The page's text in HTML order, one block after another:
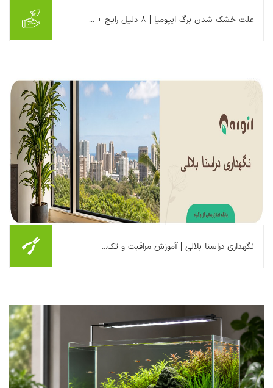
علت خشک شدن برگ ایپومیا معمولا یکی از موارد زیر است: • آبیاری
بیشتر بخوانیم ...
علت خشک شدن برگ ایپومیا | ۸ دلیل رایج + ...
برای نگهداری دراسنا بلالی (Dracaena Fragrans) مطابق جدول زیر
بیشتر بخوانیم ...
نگهداری دراسنا بلالی | آموزش مراقبت و تک...